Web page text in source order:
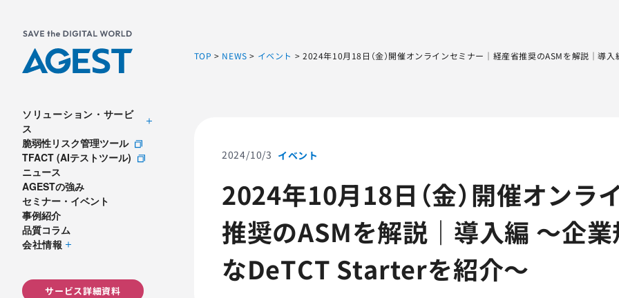
ソリューション・サービ
ス
脆弱性リスク管理ツール
TFACT (AIテストツール)
ニュース
AGESTの強み
セミナー・イベント
事例紹介
品質コラム
会社情報
サービス詳細資料
TOP > NEWS > イベント > 2024年10月18日（金）開催オンラインセミナー｜経産省推奨のASMを解説｜
2024/10/3 イベント
2024年10月18日（金）開催オンラ
推奨のASMを解説｜導入編 ～企
なDeTCT Starterを紹介～